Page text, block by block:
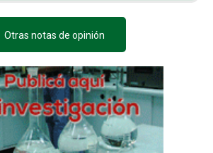
Otras notas de opinión